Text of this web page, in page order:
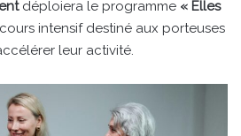
déploiera le programme « Elles
intensif destiné aux porteuses
leur activité.